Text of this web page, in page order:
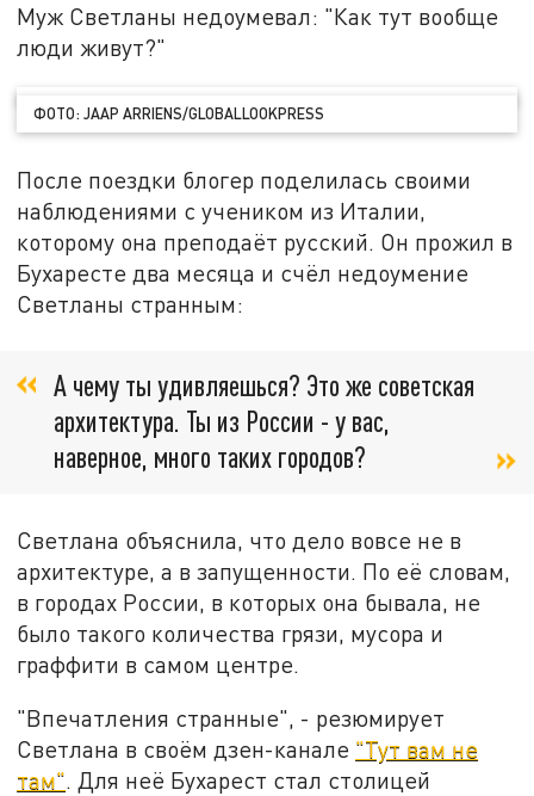
Муж Светланы недоумевал: "Как тут вообще
люди живут?"
ФОТО: JAAP ARRIENS/GLOBALLOOKPRESS
После поездки блогер поделилась своими
наблюдениями с учеником из Италии,
которому она преподаёт русский. Он прожил в
Бухаресте два месяца и счёл недоумение
Светланы странным:
А чему ты удивляешься? Это же советская
архитектура. Ты из России - у вас,
наверное, много таких городов?
Светлана объяснила, что дело вовсе не в
архитектуре, а в запущенности. По её словам,
в городах России, в которых она бывала, не
было такого количества грязи, мусора и
граффити в самом центре.
"Впечатления странные", - резюмирует
Светлана в своём дзен-канале "Тут вам не
там". Для неё Бухарест стал столицей